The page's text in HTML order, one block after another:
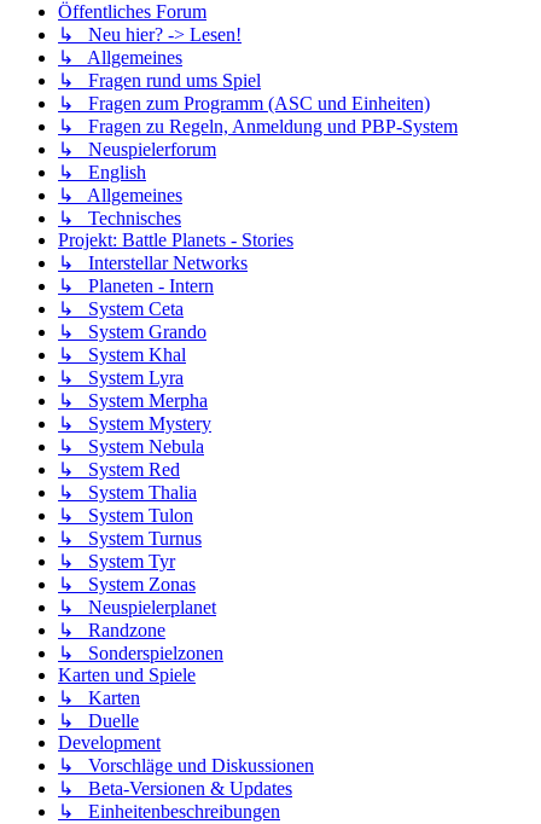
Öffentliches Forum
↳ Neu hier? -> Lesen!
↳ Allgemeines
↳ Fragen rund ums Spiel
↳ Fragen zum Programm (ASC und Einheiten)
↳ Fragen zu Regeln, Anmeldung und PBP-System
↳ Neuspielerforum
↳ English
↳ Allgemeines
↳ Technisches
Projekt: Battle Planets - Stories
↳ Interstellar Networks
↳ Planeten - Intern
↳ System Ceta
↳ System Grando
↳ System Khal
↳ System Lyra
↳ System Merpha
↳ System Mystery
↳ System Nebula
↳ System Red
↳ System Thalia
↳ System Tulon
↳ System Turnus
↳ System Tyr
↳ System Zonas
↳ Neuspielerplanet
↳ Randzone
↳ Sonderspielzonen
Karten und Spiele
↳ Karten
↳ Duelle
Development
↳ Vorschläge und Diskussionen
↳ Beta-Versionen & Updates
↳ Einheitenbeschreibungen